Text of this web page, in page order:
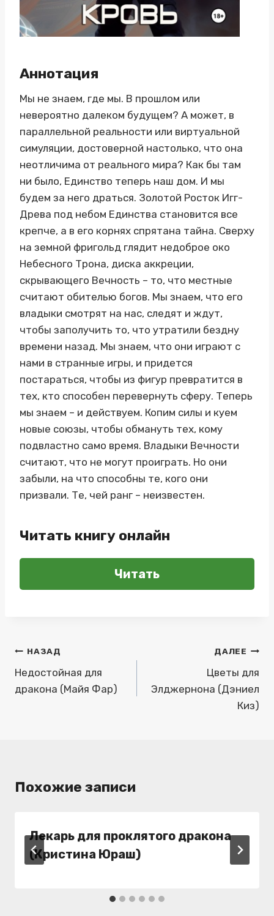
Аннотация
Мы не знаем, где мы. В прошлом или
невероятно далеком будущем? А может, в
параллельной реальности или виртуальной
симуляции, достоверной настолько, что она
неотличима от реального мира? Как бы там
ни было, Единство теперь наш дом. И мы
будем за него драться. Золотой Росток Игг-
Древа под небом Единства становится все
крепче, а в его корнях спрятана тайна. Сверху
на земной фригольд глядит недоброе око
Небесного Трона, диска аккреции,
скрывающего Вечность – то, что местные
считают обителью богов. Мы знаем, что его
владыки смотрят на нас, следят и ждут,
чтобы заполучить то, что утратили бездну
времени назад. Мы знаем, что они играют с
нами в странные игры, и придется
постараться, чтобы из фигур превратится в
тех, кто способен перевернуть сферу. Теперь
мы знаем – и действуем. Копим силы и куем
новые союзы, чтобы обмануть тех, кому
подвластно само время. Владыки Вечности
считают, что не могут проиграть. Но они
забыли, на что способны те, кого они
призвали. Те, чей ранг – неизвестен.
Читать книгу онлайн
Читать
Навигация
по
записям
НАЗАД
Недостойная для
дракона (Майя Фар)
ДАЛЕЕ
Цветы для
Элджернона (Дэниел
Киз)
Похожие записи
Лекарь для проклятого дракона
(Кристина Юраш)